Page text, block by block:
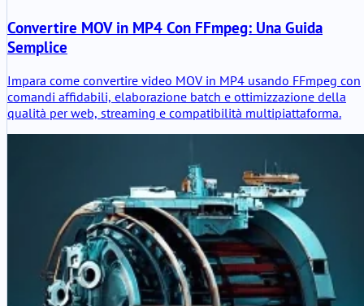
Convertire MOV in MP4 Con FFmpeg: Una Guida
Semplice
Impara come convertire video MOV in MP4 usando FFmpeg con
comandi affidabili, elaborazione batch e ottimizzazione della
qualità per web, streaming e compatibilità multipiattaforma.